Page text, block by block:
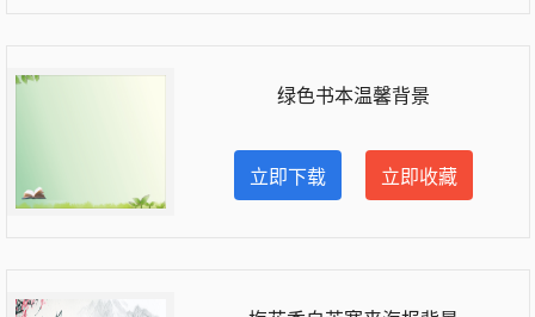
绿色书本温馨背景
立即下载 立即收藏